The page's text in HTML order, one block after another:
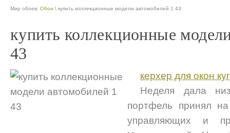
Мир обоев: Обои \ купить коллекционные модели автомобилей 1 43
купить коллекционные
43
керхер для окон
Неделя дала
портфель принял
управляющих и